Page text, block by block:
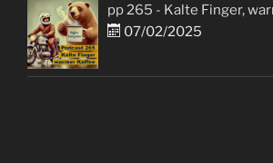
pp 265 - Kalte Finger,
07/02/2025